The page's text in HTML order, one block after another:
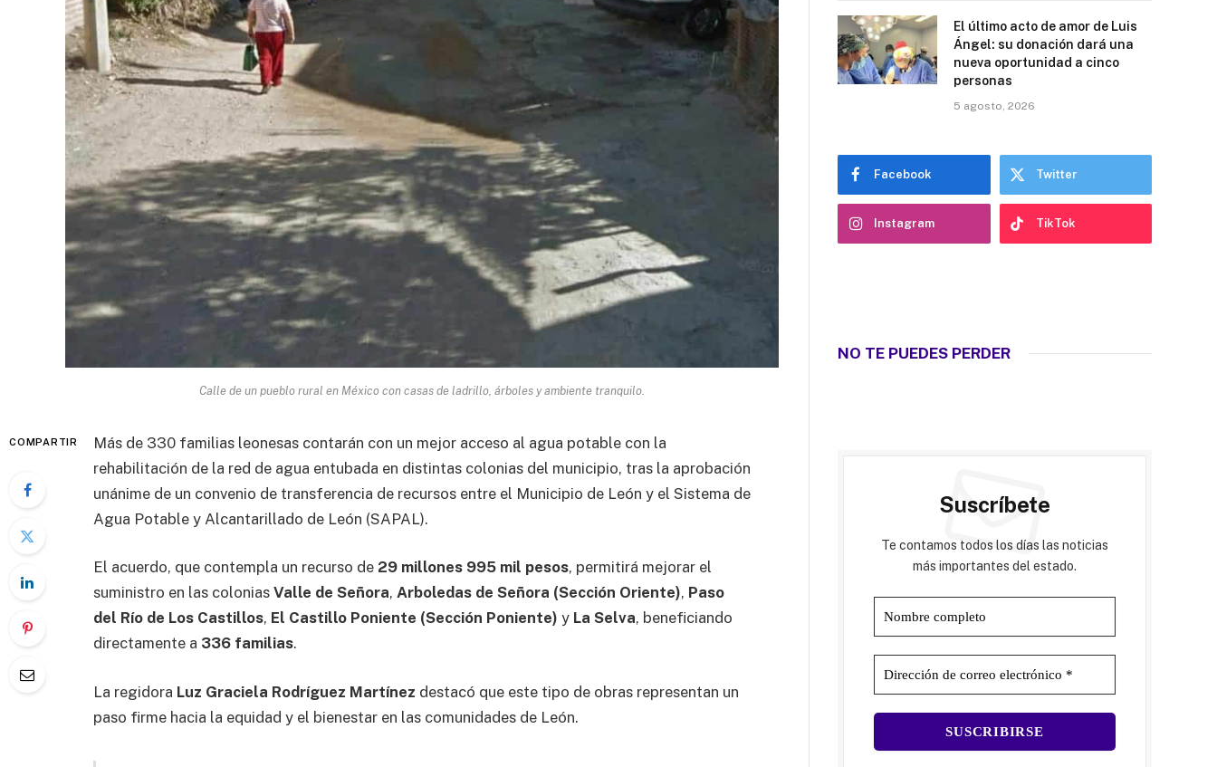
Calle de un pueblo rural en México con casas de ladrillo, árboles y ambiente tranquilo.
COMPARTIR
Más de 330 familias leonesas contarán con un mejor acceso al agua potable con la
rehabilitación de la red de agua entubada en distintas colonias del municipio, tras la aprobación
unánime de un convenio de transferencia de recursos entre el Municipio de León y el Sistema de
Agua Potable y Alcantarillado de León (SAPAL).
El acuerdo, que contempla un recurso de 29 millones 995 mil pesos, permitirá mejorar el
suministro en las colonias Valle de Señora, Arboledas de Señora (Sección Oriente), Paso
del Río de Los Castillos, El Castillo Poniente (Sección Poniente) y La Selva, beneficiando
directamente a 336 familias.
La regidora Luz Graciela Rodríguez Martínez destacó que este tipo de obras representan un
paso firme hacia la equidad y el bienestar en las comunidades de León.
El último acto de amor de Luis
Ángel: su donación dará una
nueva oportunidad a cinco
personas
5 agosto, 2026
Facebook Twitter
Instagram TikTok
NO TE PUEDES PERDER
Suscríbete
Te contamos todos los días las noticias
más importantes del estado.